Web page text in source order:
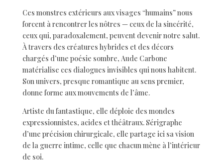
Ces monstres extérieurs aux visages “humains” nous
forcent à rencontrer les nôtres — ceux de la sincérité,
ceux qui, paradoxalement, peuvent devenir notre salut.
À travers des créatures hybrides et des décors
chargés d’une poésie sombre, Aude Carbone
matérialise ces dialogues invisibles qui nous habitent.
Son univers, presque romantique au sens premier,
donne forme aux mouvements de l’âme.
Artiste du fantastique, elle déploie des mondes
expressionnistes, acides et théâtraux. Sérigraphe
d’une précision chirurgicale, elle partage ici sa vision
de la guerre intime, celle que chacun mène à l’intérieur
de soi.